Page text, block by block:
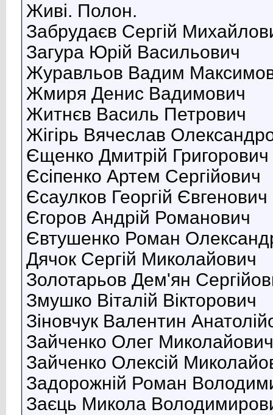
Живі. Полон.
Забрудаєв Сергій
Загура Юрій Васильович
Журавльов Вадим
Жмиря Денис Вадимович
Житнєв Василь Петрович
Жігірь Вячеслав
Єщенко Дмитрій Григорович
Єсіпенко Артем Сергійович
Єсаулков Георгій Євгенович
Єгоров Андрій Романович
Євтушенко Роман
Дячок Сергій Миколайович
Золотарьов Дем'ян
Змушко Віталій Вікторович
Зіновчук Валентин
Зайченко Олег Миколайович
Зайченко Олексій
Задорожній Роман
Заєць Микола